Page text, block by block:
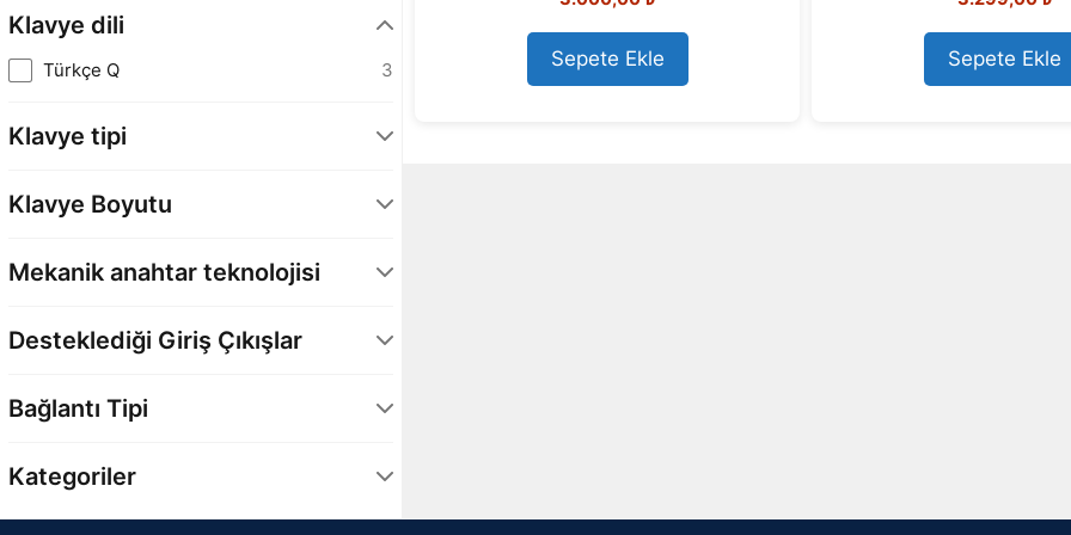
Sepete Ekle
t
o
f
5
Sepete Ekle
Klavye dili
Türkçe Q 3
Klavye tipi
Klavye Boyutu
Mekanik anahtar teknolojisi
Switch
Desteklediği Giriş Çıkışlar
Bağlantı Tipi
Kategoriler
Çevre Birimleri 3